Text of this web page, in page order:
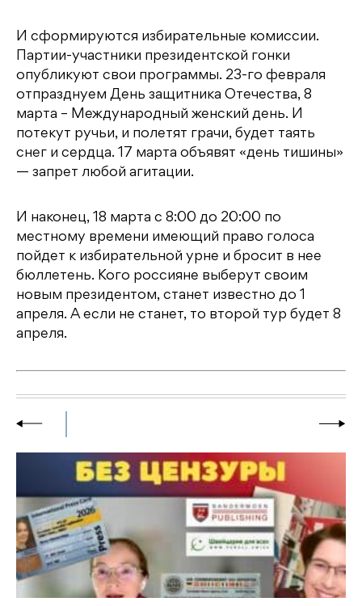
И сформируются избирательные комиссии.
Партии-участники президентской гонки
опубликуют свои программы. 23-го февраля
отпразднуем День защитника Отечества, 8
марта – Международный женский день. И
потекут ручьи, и полетят грачи, будет таять
снег и сердца. 17 марта объявят «день тишины»
— запрет любой агитации.
И наконец, 18 марта с 8:00 до 20:00 по
местному времени имеющий право голоса
пойдет к избирательной урне и бросит в нее
бюллетень. Кого россияне выберут своим
новым президентом, станет известно до 1
апреля. А если не станет, то второй тур будет 8
апреля.